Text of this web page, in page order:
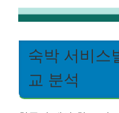
숙박 서비스
교 분석